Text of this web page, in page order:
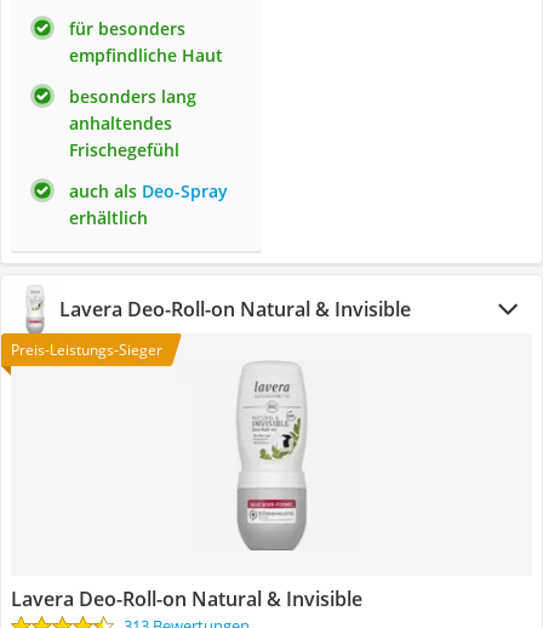
für besonders
empfindliche Haut
besonders lang
anhaltendes
Frischegefühl
auch als Deo-Spray
erhältlich
Lavera Deo-Roll-on Natural & Invisible
Preis-Leistungs-Sieger
Lavera Deo-Roll-on Natural & Invisible